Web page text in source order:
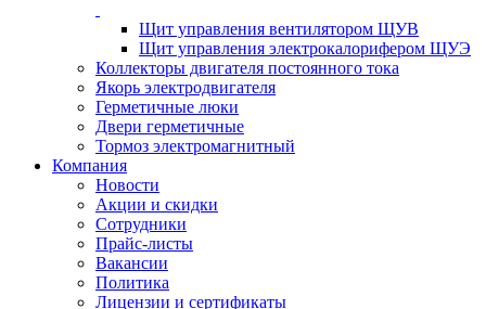
Щит управления вентилятором ЩУВ
Щит управления электрокалорифером ЩУЭ
Коллекторы двигателя постоянного тока
Якорь электродвигателя
Герметичные люки
Двери герметичные
Тормоз электромагнитный
Компания
Новости
Акции и скидки
Сотрудники
Прайс-листы
Вакансии
Политика
Лицензии и сертификаты